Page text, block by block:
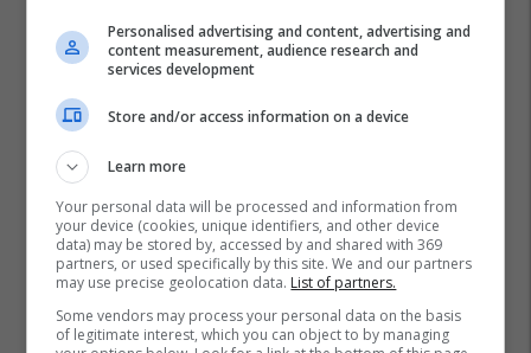
Personalised advertising and content, advertising and
content measurement, audience research and
services development
Store and/or access information on a device
Learn more
Your personal data will be processed and information from
your device (cookies, unique identifiers, and other device
data) may be stored by, accessed by and shared with 369
partners, or used specifically by this site. We and our partners
may use precise geolocation data. List of partners.
Some vendors may process your personal data on the basis
of legitimate interest, which you can object to by managing